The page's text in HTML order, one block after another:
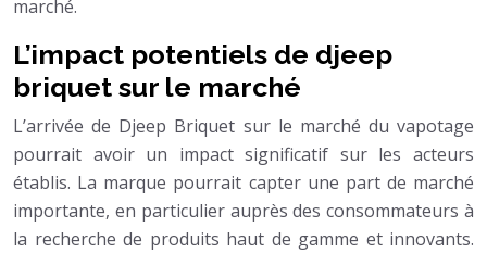
marché.
L’impact potentiels de djeep
briquet sur le marché
L’arrivée de Djeep Briquet sur le marché du vapotage
pourrait avoir un impact significatif sur les acteurs
établis. La marque pourrait capter une part de marché
importante, en particulier auprès des consommateurs à
la recherche de produits haut de gamme et innovants.